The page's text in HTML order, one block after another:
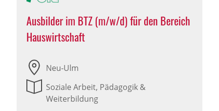
Ausbilder im BTZ (m/w/d) für den Bereich
Hauswirtschaft
Neu-Ulm
Soziale Arbeit, Pädagogik &
Weiterbildung